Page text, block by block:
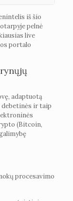
iš šio
pelnė
live
portalo
adaptuotą
debetinės ir taip
(Bitcoin,
procesavimo